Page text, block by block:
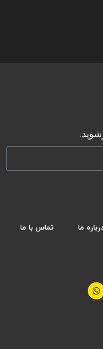
ما تماس با ما